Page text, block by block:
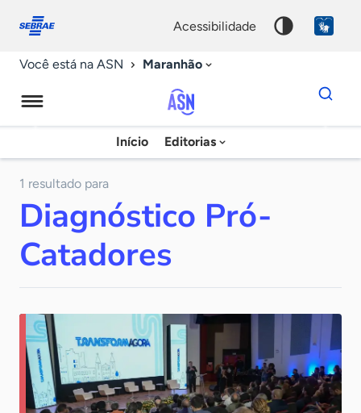
conosco
acessibilidade
Você está na ASN Maranhão
Agência
Sebrae
Notícias
Início Editorias
Dados
para
chave
1 resultado para
Diagnóstico Pró-
Catadores